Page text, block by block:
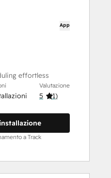
App
effortless
Valutazione
5 (1)
a Track